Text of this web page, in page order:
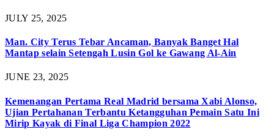
JULY 25, 2025
Man. City Terus Tebar Ancaman, Banyak Banget Hal
Mantap selain Setengah Lusin Gol ke Gawang Al-Ain
JUNE 23, 2025
Kemenangan Pertama Real Madrid bersama Xabi Alonso,
Ujian Pertahanan Terbantu Ketangguhan Pemain Satu Ini
Mirip Kayak di Final Liga Champion 2022